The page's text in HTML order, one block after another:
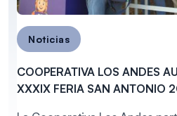
Noticias
COOPERATIVA LOS ANDES
XXXIX FERIA SAN ANTONIO